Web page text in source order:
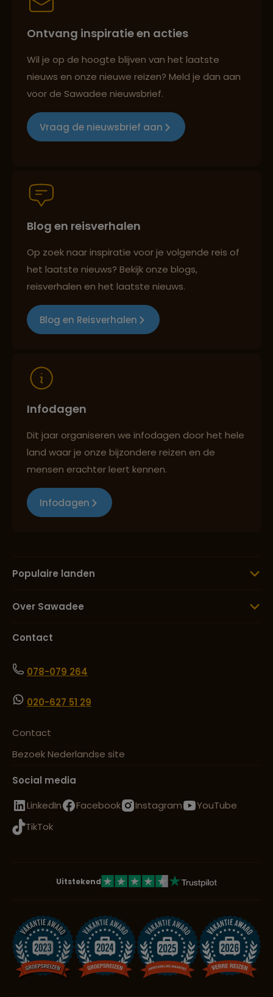
Groepsreizen mét indivuele vrijheid
Best beoordeelde reisroutes
Reizen met oog voor mens, cultuur en milieu
Ontvang inspiratie en acties
Wil je op de hoogte blijven van het laatste
nieuws en onze nieuwe reizen? Meld je dan aan
voor de Sawadee nieuwsbrief.
Vraag de nieuwsbrief aan
Blog en reisverhalen
Op zoek naar inspiratie voor je volgende reis of
het laatste nieuws? Bekijk onze blogs,
reisverhalen en het laatste nieuws.
Blog en Reisverhalen
Infodagen
Dit jaar organiseren we infodagen door het hele
land waar je onze bijzondere reizen en de
mensen erachter leert kennen.
Infodagen
Populaire landen
Over Sawadee
Contact
078-079 264
020-627 51 29
Contact
Bezoek Nederlandse site
Social media
LinkedIn
Facebook Instagram
YouTube
TikTok
Uitstekend